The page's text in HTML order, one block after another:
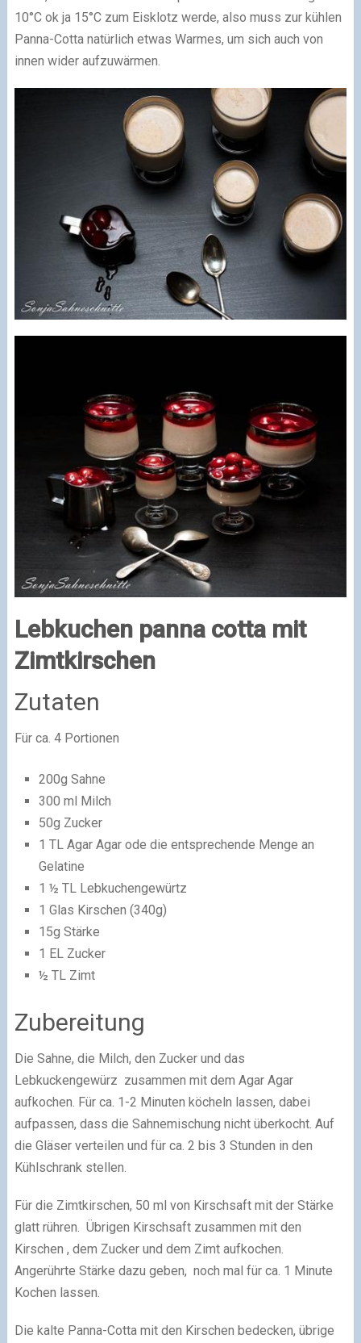
10°C ok ja 15°C zum Eisklotz werde, also muss zur kühlen
Panna-Cotta natürlich etwas Warmes, um sich auch von
innen wider aufzuwärmen.
Lebkuchen panna cotta mit
Zimtkirschen
Zutaten
Für ca. 4 Portionen
200g Sahne
300 ml Milch
50g Zucker
1 TL Agar Agar ode die entsprechende Menge an
Gelatine
1 ½ TL Lebkuchengewürtz
1 Glas Kirschen (340g)
15g Stärke
1 EL Zucker
½ TL Zimt
Zubereitung
Die Sahne, die Milch, den Zucker und das
Lebkuckengewürz zusammen mit dem Agar Agar
aufkochen. Für ca. 1-2 Minuten köcheln lassen, dabei
aufpassen, dass die Sahnemischung nicht überkocht. Auf
die Gläser verteilen und für ca. 2 bis 3 Stunden in den
Kühlschrank stellen.
Für die Zimtkirschen, 50 ml von Kirschsaft mit der Stärke
glatt rühren. Übrigen Kirschsaft zusammen mit den
Kirschen , dem Zucker und dem Zimt aufkochen.
Angerührte Stärke dazu geben, noch mal für ca. 1 Minute
Kochen lassen.
Die kalte Panna-Cotta mit den Kirschen bedecken, übrige